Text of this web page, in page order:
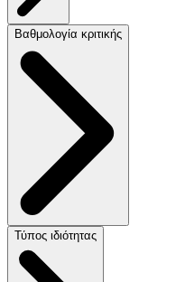
Βαθμολογία κριτικής
Τύπος ιδιότητας